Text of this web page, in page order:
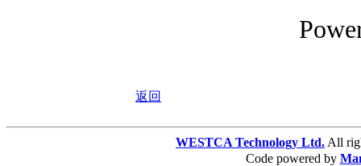
返回
WESTCA Technology Ltd. All
Code powered by